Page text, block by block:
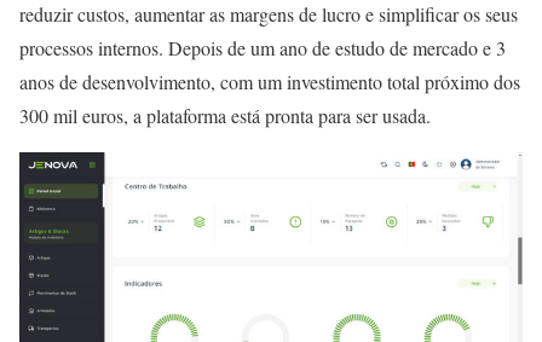
reduzir custos, aumentar as margens de lucro e simplificar os seus
processos internos. Depois de um ano de estudo de mercado e 3
anos de desenvolvimento, com um investimento total próximo dos
300 mil euros, a plataforma está pronta para ser usada.